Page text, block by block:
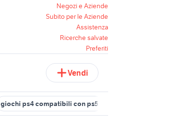
Negozi e Aziende
Subito per le Aziende
Assistenza
Ricerche salvate
Preferiti
Vendi
giochi ps4 compatibili con ps5